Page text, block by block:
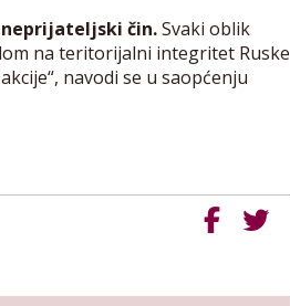
čin.Svaki oblik
na teritorijalni integritet Ruske
navodi se u saopćenju